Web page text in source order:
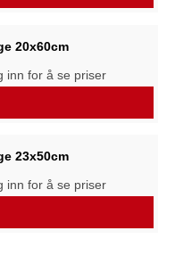
20x60cm
inn for å se priser
23x50cm
inn for å se priser